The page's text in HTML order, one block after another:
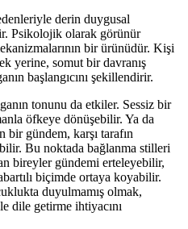
derin duygusal
Psikolojik olarak görünür
bir ürünüdür. Kişi
yerine, somut bir davranış
başlangıcını şekillendirir.
tonunu da etkiler. Sessiz bir
öfkeye dönüşebilir. Ya da
bir gündem, karşı tarafın
Bu noktada bağlanma stilleri
bireyler gündemi erteleyebilir,
biçimde ortaya koyabilir.
duyulmamış olmak,
dile getirme ihtiyacını